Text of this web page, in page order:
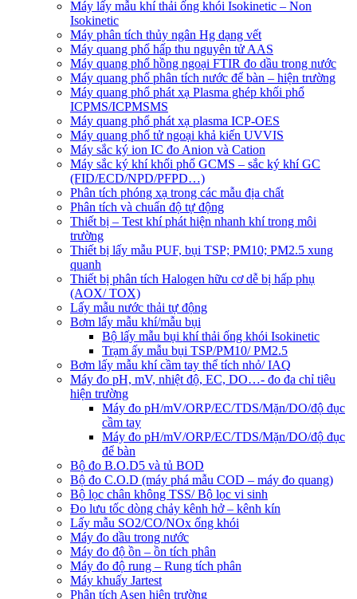
Máy lấy mẫu khí thải ống khói Isokinetic – Non
Isokinetic
Máy phân tích thủy ngân Hg dạng vết
Máy quang phổ hấp thu nguyên tử AAS
Máy quang phổ hồng ngoại FTIR đo dầu trong nước
Máy quang phổ phân tích nước để bàn – hiện trường
Máy quang phổ phát xạ Plasma ghép khối phổ
ICPMS/ICPMSMS
Máy quang phổ phát xạ plasma ICP-OES
Máy quang phổ tử ngoại khả kiến UVVIS
Máy sắc ký ion IC đo Anion và Cation
Máy sắc ký khí khối phổ GCMS – sắc ký khí GC
(FID/ECD/NPD/PFPD…)
Phân tích phóng xạ trong các mẫu địa chất
Phân tích và chuẩn độ tự động
Thiết bị – Test khí phát hiện nhanh khí trong môi
trường
Thiết bị lấy mẫu PUF, bụi TSP; PM10; PM2.5 xung
quanh
Thiết bị phân tích Halogen hữu cơ dễ bị hấp phụ
(AOX/ TOX)
Lấy mẫu nước thải tự động
Bơm lấy mẫu khí/mẫu bụi
Bộ lấy mẫu bụi khí thải ống khói Isokinetic
Trạm ấy mẫu bụi TSP/PM10/ PM2.5
Bơm lấy mẫu khí cầm tay thể tích nhỏ/ IAQ
Máy đo pH, mV, nhiệt độ, EC, DO…- đo đa chỉ tiêu
hiện trường
Máy đo pH/mV/ORP/EC/TDS/Mặn/DO/độ đục
cầm tay
Máy đo pH/mV/ORP/EC/TDS/Mặn/DO/độ đục
để bàn
Bộ đo B.O.D5 và tủ BOD
Bộ đo C.O.D (máy phá mẫu COD – máy đo quang)
Bộ lọc chân không TSS/ Bộ lọc vi sinh
Đo lưu tốc dòng chảy kênh hở – kênh kín
Lấy mẫu SO2/CO/NOx ống khói
Máy đo dầu trong nước
Máy đo độ ồn – ồn tích phân
Máy đo độ rung – Rung tích phân
Máy khuấy Jartest
Phân tích Asen hiện trường